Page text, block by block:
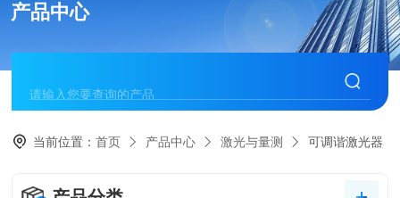
产品中心
当前位置：首页 产品中心 激光与量测 可调谐激光器